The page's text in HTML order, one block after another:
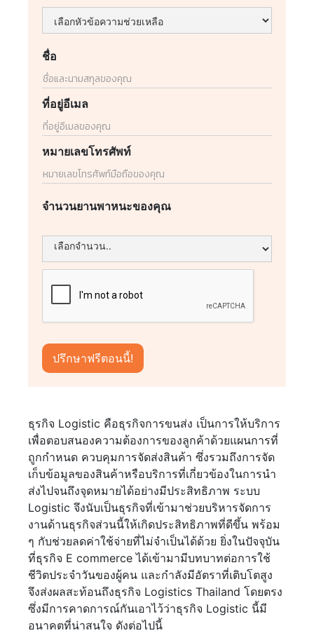
ชื่อ
ที่อยู่อีเมล
หมายเลขโทรศัพท์
จำนวนยานพาหนะของคุณ
ธุรกิจ Logistic คือธุรกิจการขนส่ง เป็นการให้บริการ
เพื่อตอบสนองความต้องการของลูกค้าด้วยแผนการที่
ถูกกำหนด ควบคุมการจัดส่งสินค้า ซึ่งรวมถึงการจัด
เก็บข้อมูลของสินค้าหรือบริการที่เกี่ยวข้องในการนำ
ส่งไปจนถึงจุดหมายได้อย่างมีประสิทธิภาพ ระบบ
Logistic จึงนับเป็นธุรกิจที่เข้ามาช่วยบริหารจัดการ
งานด้านธุรกิจส่วนนี้ให้เกิดประสิทธิภาพที่ดีขึ้น พร้อม
ๆ กับช่วยลดค่าใช้จ่ายที่ไม่จำเป็นได้ด้วย ยิ่งในปัจจุบัน
ที่ธุรกิจ E commerce ได้เข้ามามีบทบาทต่อการใช้
ชีวิตประจำวันของผู้คน และกำลังมีอัตราที่เติบโตสูง
จึงส่งผลสะท้อนถึงธุรกิจ Logistics Thailand โดยตรง
ซึ่งมีการคาดการณ์กันเอาไว้ว่าธุรกิจ Logistic นี้มี
อนาคตที่น่าสนใจ ดังต่อไปนี้